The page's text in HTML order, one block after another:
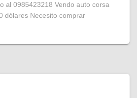
al 0985423218 Vendo auto corsa
dólares Necesito comprar